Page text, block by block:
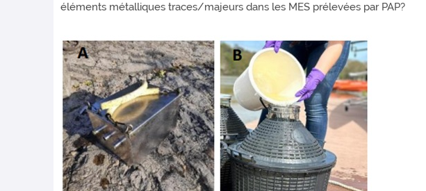
éléments métalliques traces/majeurs dans les MES prélevées par PAP?